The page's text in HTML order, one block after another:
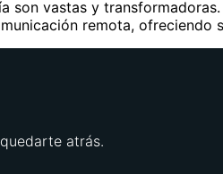
son vastas y
remota, ofreciendo
atrás.